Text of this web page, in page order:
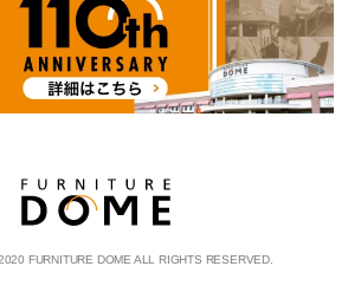
FURNITURE DOME ALL RIGHTS RESERVED.